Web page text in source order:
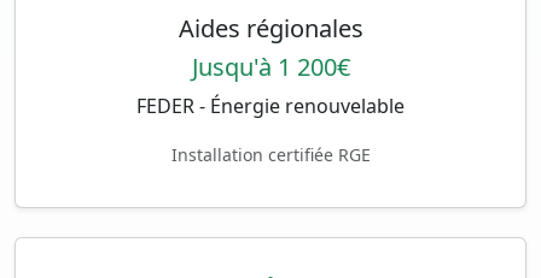
Aides régionales
Jusqu'à 1 200€
FEDER - Énergie renouvelable
Installation certifiée RGE